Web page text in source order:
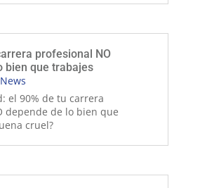
profesional NO
bien que trabajes
News
el 90% de tu carrera
depende de lo bien que
cruel?